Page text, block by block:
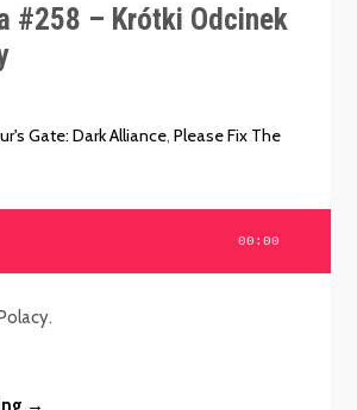
#258 – Krótki Odcinek
Gate: Dark Alliance,Please Fix The
00:00
→